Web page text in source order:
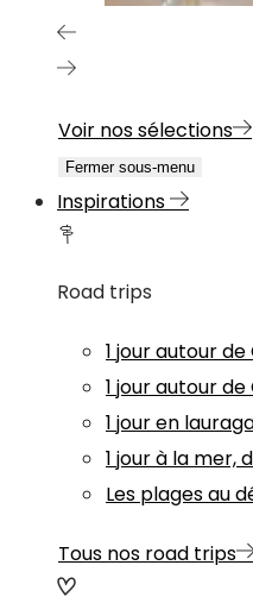
Voir nos sélections
Fermer sous-menu
Inspirations
Road trips
1 jour autour
1 jour autour
1 jour en
1 jour à la mer,
Les plages au
Tous nos road trips